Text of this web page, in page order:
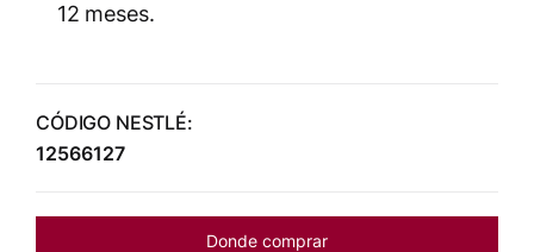
12 meses.
CÓDIGO NESTLÉ:
12566127
Donde comprar